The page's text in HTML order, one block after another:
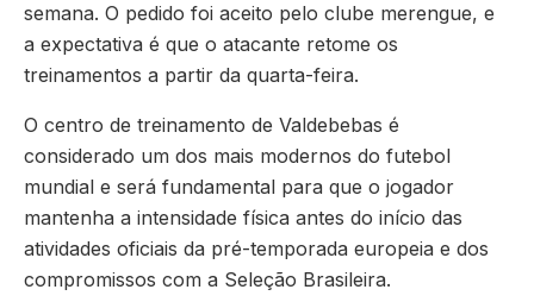
semana. O pedido foi aceito pelo clube merengue, e
a expectativa é que o atacante retome os
treinamentos a partir da quarta-feira.
O centro de treinamento de Valdebebas é
considerado um dos mais modernos do futebol
mundial e será fundamental para que o jogador
mantenha a intensidade física antes do início das
atividades oficiais da pré-temporada europeia e dos
compromissos com a Seleção Brasileira.